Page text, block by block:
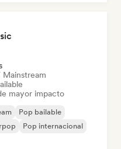
mayor impacto
Pop bailable
Pop internacional